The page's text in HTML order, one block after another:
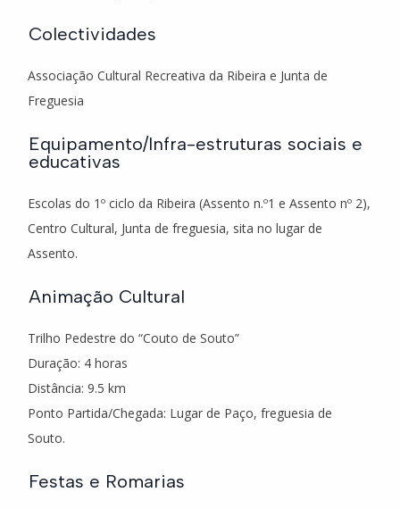
Colectividades
Associação Cultural Recreativa da Ribeira e Junta de
Freguesia
Equipamento/Infra-estruturas sociais e
educativas
Escolas do 1º ciclo da Ribeira (Assento n.º1 e Assento nº 2),
Centro Cultural, Junta de freguesia, sita no lugar de
Assento.
Animação Cultural
Trilho Pedestre do “Couto de Souto”
Duração: 4 horas
Distância: 9.5 km
Ponto Partida/Chegada: Lugar de Paço, freguesia de
Souto.
Festas e Romarias